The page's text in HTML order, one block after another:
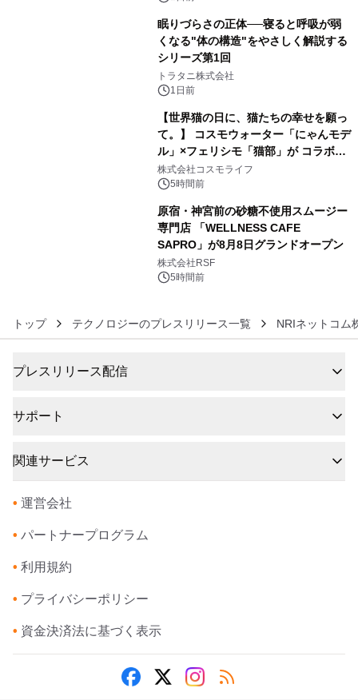
眠りづらさの正体──寝ると呼吸が弱
くなる"体の構造"をやさしく解説する
シリーズ第1回
トラタニ株式会社
1日前
【世界猫の日に、猫たちの幸せを願っ
て。】 コスモウォーター「にゃんモデ
ル」×フェリシモ「猫部」が コラボキ
ャンペーンを実施
株式会社コスモライフ
5時間前
原宿・神宮前の砂糖不使用スムージー
専門店 「WELLNESS CAFE
SAPRO」が8月8日グランドオープン
株式会社RSF
5時間前
トップ テクノロジーのプレスリリース一覧 NRIネットコム
プレスリリース配信
サポート
関連サービス
• 運営会社
• パートナープログラム
• 利用規約
• プライバシーポリシー
• 資金決済法に基づく表示